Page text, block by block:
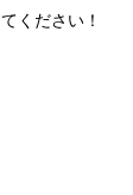
ください！